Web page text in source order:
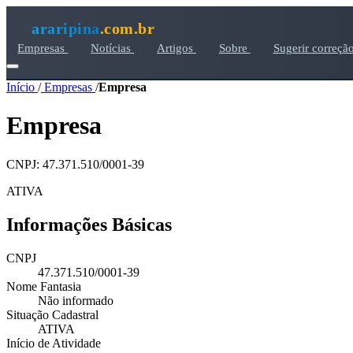
araripina.com.br
Empresas Notícias Artigos Sobre Sugerir
Início /Empresas /Empresa
Empresa
CNPJ: 47.371.510/0001-39
ATIVA
Informações Básicas
CNPJ
47.371.510/0001-39
Nome Fantasia
Não informado
Situação Cadastral
ATIVA
Início de Atividade